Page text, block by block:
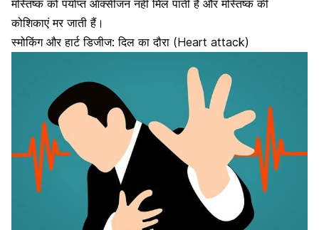
मस्तिष्क को पर्याप्त ऑक्सीजन नहीं मिल पाती है और मस्तिष्क की
कोशिकाएं मर जाती हैं।
स्मोकिंग और हार्ट डिजीज: दिल का दौरा (Heart attack)